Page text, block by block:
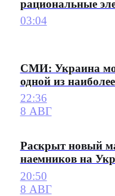
рациональные
03:04
СМИ: Украина
одной из
22:36
8 АВГ
Раскрыт новый
наемников на
20:50
8 АВГ